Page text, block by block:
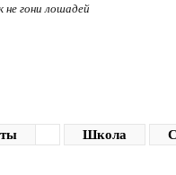
гони лошадей
Школа